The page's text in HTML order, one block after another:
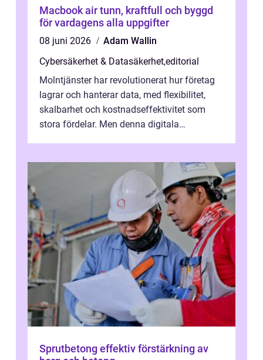
Macbook air tunn, kraftfull och byggd
för vardagens alla uppgifter
08 juni 2026
Adam Wallin
Cybersäkerhet & Datasäkerhet,editorial
Molntjänster har revolutionerat hur företag
lagrar och hanterar data, med flexibilitet,
skalbarhet och kostnadseffektivitet som
stora fördelar. Men denna digitala
Sprutbetong effektiv förstärkning av